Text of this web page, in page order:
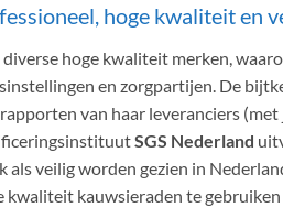
hoge kwaliteit en
hoge kwaliteit merken,
en zorgpartijen. De
van haar leveranciers
SGS Nederland
als veilig worden gezien in
kauwsieraden te